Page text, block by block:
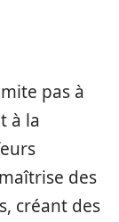
pas à
à la
des
créant des